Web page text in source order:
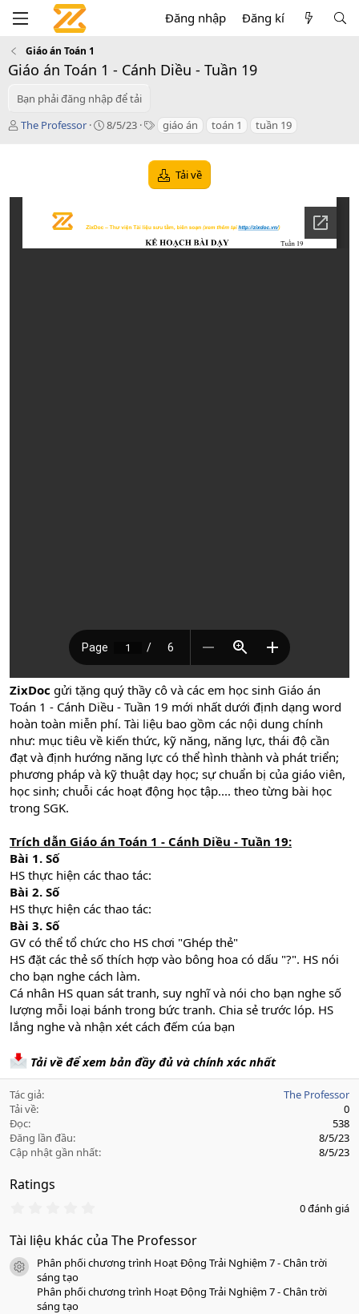
Đăng nhập Đăng kí
Giáo án Toán 1
Giáo án Toán 1 - Cánh Diều - Tuần 19
Bạn phải đăng nhập để tải
T
ả
The Professor
C
n
8/5/23
T giáo án toán 1 tuần 19
Tải về
ZixDoc gửi tặng quý thầy cô và các em học sinh Giáo án
Toán 1 - Cánh Diều - Tuần 19 mới nhất dưới định dạng word
hoàn toàn miễn phí. Tài liệu bao gồm các nội dung chính
như: mục tiêu về kiến thức, kỹ năng, năng lực, thái độ cần
đạt và định hướng năng lực có thể hình thành và phát triển;
phương pháp và kỹ thuật dạy học; sự chuẩn bị của giáo viên,
học sinh; chuỗi các hoạt động học tập.... theo từng bài học
trong SGK.
Trích dẫn Giáo án Toán 1 - Cánh Diều - Tuần 19:
Bài 1. Số
HS thực hiện các thao tác:
Bài 2. Số
HS thực hiện các thao tác:
Bài 3. Số
GV có thể tổ chức cho HS chơi "Ghép thẻ"
HS đặt các thẻ số thích hợp vào bông hoa có dấu "?". HS nói
cho bạn nghe cách làm.
Cá nhân HS quan sát tranh, suy nghĩ và nói cho bạn nghe số
lượng mỗi loại bánh trong bức tranh. Chia sẻ trước lóp. HS
lắng nghe và nhận xét cách đếm cúa bạn
Tải về để xem bản đầy đủ và chính xác nhất
Tác giả
The Professor
Tải về
0
Đọc
538
Đăng lần đầu
8/5/23
Cập nhật gần nhất
8/5/23
Ratings
0
0
a
0 đánh giá
Tài liệu khác của The Professor
icon tài liệu
Phân phối chương trình Hoạt Động Trải Nghiệm 7 - Chân trời
sáng tạo
Phân phối chương trình Hoạt Động Trải Nghiệm 7 - Chân trời
sáng tạo